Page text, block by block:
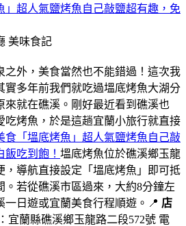
」超人氣鹽烤魚自己敲鹽超有趣，免
美味食記
之外，美食當然也不能錯過！這次我
實多年前我們就吃過塭底烤魚大湖分
來就在礁溪。剛好最近看到礁溪也
吃烤魚，於是這趟宜蘭小旅行就直接
食「塭底烤魚」超人氣鹽烤魚自己敲
吃到飽！ 塭底烤魚位於礁溪鄉玉龍
，導航直接設定「塭底烤魚」即可抵
。若從礁溪市區過來，大約8分鐘左
一日遊或宜蘭美食行程順遊。📍 店
宜蘭縣礁溪鄉玉龍路二段572號 電